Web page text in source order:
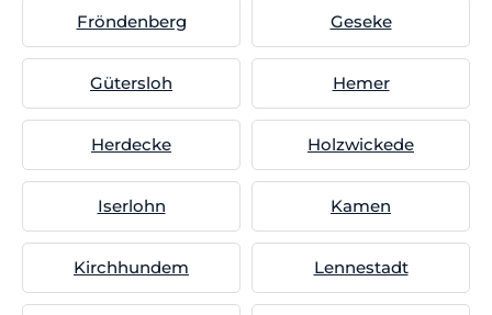
Fröndenberg Geseke
Gütersloh Hemer
Herdecke Holzwickede
Iserlohn Kamen
Kirchhundem Lennestadt